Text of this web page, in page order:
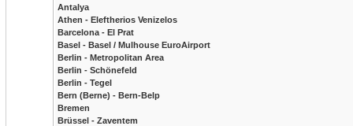
Antalya
Athen - Eleftherios Venizelos
Barcelona - El Prat
Basel - Basel / Mulhouse EuroAirport
Berlin - Metropolitan Area
Berlin - Schönefeld
Berlin - Tegel
Bern (Berne) - Bern-Belp
Bremen
Brüssel - Zaventem